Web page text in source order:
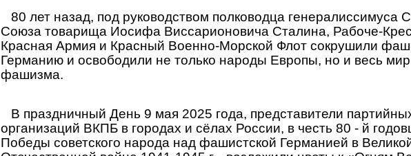
80 лет назад, под руководством полководца генералиссимуса
Союза товарища Иосифа Виссарионовича Сталина, Рабоче-
Красная Армия и Красный Военно-Морской Флот сокрушили
Германию и освободили не только народы Европы, но и весь
фашизма.
В праздничный День 9 мая 2025 года, представители
организаций ВКПБ в городах и сёлах России, в честь 80 - й
Победы советского народа над фашистской Германией в